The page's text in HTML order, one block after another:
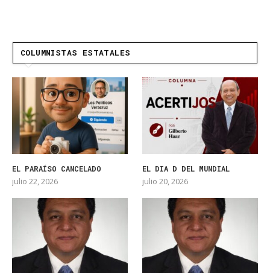
COLUMNISTAS ESTATALES
EL PARAÍSO CANCELADO
julio 22, 2026
EL DIA D DEL MUNDIAL
julio 20, 2026